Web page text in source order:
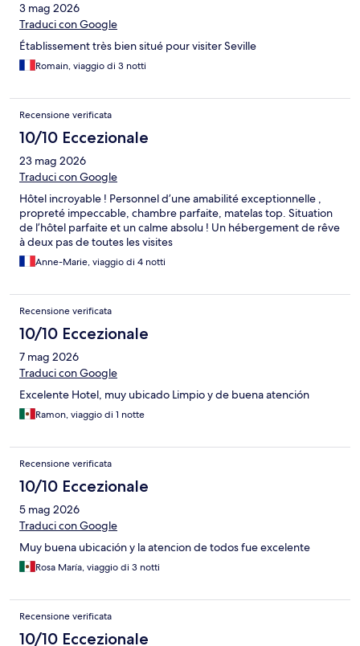
3 mag 2026
Traduci con Google
Établissement très bien situé pour visiter Seville
Romain, viaggio di 3 notti
Recensione verificata
10/10 Eccezionale
23 mag 2026
Traduci con Google
Hôtel incroyable ! Personnel d’une amabilité exceptionnelle ,
propreté impeccable, chambre parfaite, matelas top. Situation
de l’hôtel parfaite et un calme absolu ! Un hébergement de rêve
à deux pas de toutes les visites
Anne-Marie, viaggio di 4 notti
Recensione verificata
10/10 Eccezionale
7 mag 2026
Traduci con Google
Excelente Hotel, muy ubicado Limpio y de buena atención
Ramon, viaggio di 1 notte
Recensione verificata
10/10 Eccezionale
5 mag 2026
Traduci con Google
Muy buena ubicación y la atencion de todos fue excelente
Rosa María, viaggio di 3 notti
Recensione verificata
10/10 Eccezionale